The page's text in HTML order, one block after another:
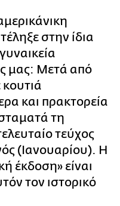
στην ίδια
μας: Μετά από
και πρακτορεία
τη
τεύχος
(Ιανουαρίου). Η
έκδοση» είναι
τον ιστορικό